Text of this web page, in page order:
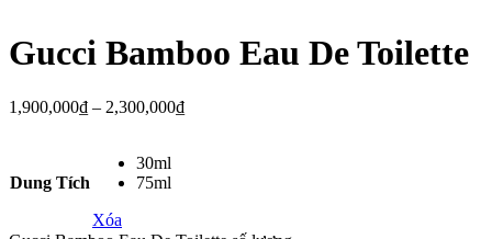
Gucci Bamboo Eau De Toilette
1,900,000₫ – 2,300,000₫
Dung Tích
30ml
75ml
Xóa